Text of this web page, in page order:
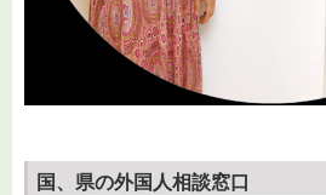
国、県の外国人相談窓口